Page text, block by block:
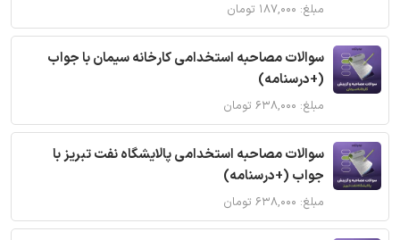
مبلغ: ۱۸۷,۰۰۰ تومان
سوالات مصاحبه استخدامی کارخانه سیمان با جواب
(+درسنامه)
مبلغ: ۶۳۸,۰۰۰ تومان
سوالات مصاحبه استخدامی پالایشگاه نفت تبریز با
جواب (+درسنامه)
مبلغ: ۶۳۸,۰۰۰ تومان